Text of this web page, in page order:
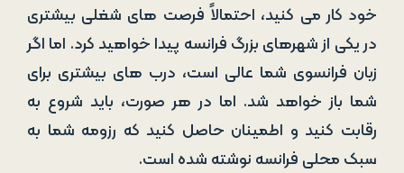
خود کار می کنید، احتمالاً فرصت های شغلی بیشتری
در یکی از شهرهای بزرگ فرانسه پیدا خواهید کرد. اما اگر
زبان فرانسوی شما عالی است، درب های بیشتری برای
شما باز خواهد شد. اما در هر صورت، باید شروع به
رقابت کنید و اطمینان حاصل کنید که رزومه شما به
سبک محلی فرانسه نوشته شده است.